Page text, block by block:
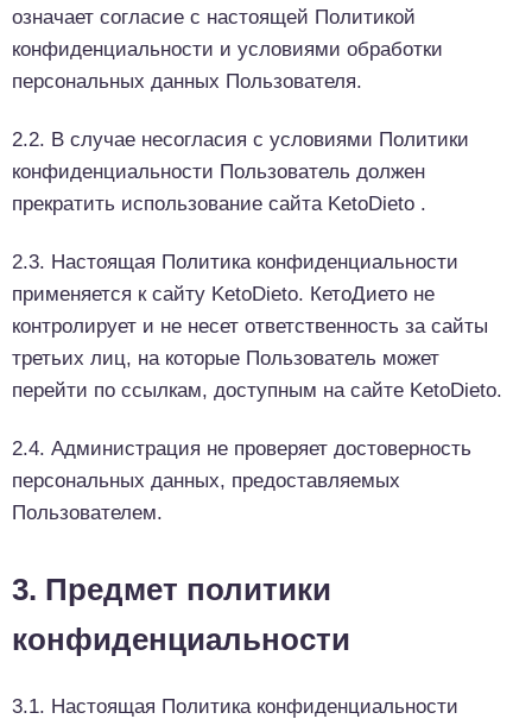
означает согласие с настоящей Политикой
конфиденциальности и условиями обработки
персональных данных Пользователя.
2.2. В случае несогласия с условиями Политики
конфиденциальности Пользователь должен
прекратить использование сайта KetoDieto .
2.3. Настоящая Политика конфиденциальности
применяется к сайту KetoDieto. КетоДието не
контролирует и не несет ответственность за сайты
третьих лиц, на которые Пользователь может
перейти по ссылкам, доступным на сайте KetoDieto.
2.4. Администрация не проверяет достоверность
персональных данных, предоставляемых
Пользователем.
3. Предмет политики
конфиденциальности
3.1. Настоящая Политика конфиденциальности